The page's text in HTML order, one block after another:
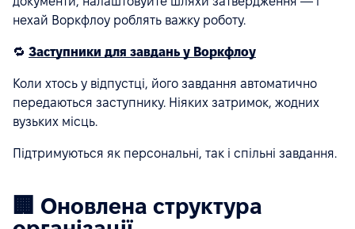
нехай Воркфлоу роблять важку роботу.
🔁 Заступники для завдань у Воркфлоу
Коли хтось у відпустці, його завдання автоматично
передаються заступнику. Ніяких затримок, жодних
вузьких місць.
Підтримуються як персональні, так і спільні завдання.
🏢 Оновлена структура